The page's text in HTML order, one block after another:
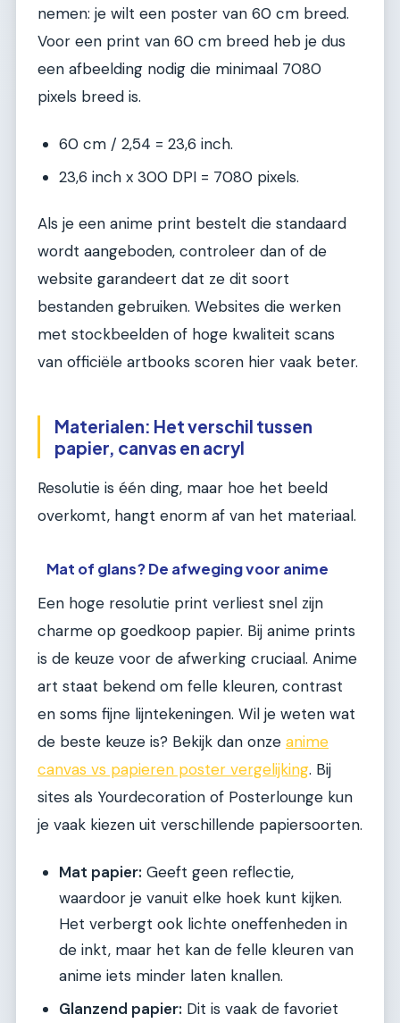
nemen: je wilt een poster van 60 cm breed.
Voor een print van 60 cm breed heb je dus
een afbeelding nodig die minimaal 7080
pixels breed is.
60 cm / 2,54 = 23,6 inch.
23,6 inch x 300 DPI = 7080 pixels.
Als je een anime print bestelt die standaard
wordt aangeboden, controleer dan of de
website garandeert dat ze dit soort
bestanden gebruiken. Websites die werken
met stockbeelden of hoge kwaliteit scans
van officiële artbooks scoren hier vaak beter.
Materialen: Het verschil tussen
papier, canvas en acryl
Resolutie is één ding, maar hoe het beeld
overkomt, hangt enorm af van het materiaal.
Mat of glans? De afweging voor anime
Een hoge resolutie print verliest snel zijn
charme op goedkoop papier. Bij anime prints
is de keuze voor de afwerking cruciaal. Anime
art staat bekend om felle kleuren, contrast
en soms fijne lijntekeningen. Wil je weten wat
de beste keuze is? Bekijk dan onze anime
canvas vs papieren poster vergelijking. Bij
sites als Yourdecoration of Posterlounge kun
je vaak kiezen uit verschillende papiersoorten.
Mat papier: Geeft geen reflectie,
waardoor je vanuit elke hoek kunt kijken.
Het verbergt ook lichte oneffenheden in
de inkt, maar het kan de felle kleuren van
anime iets minder laten knallen.
Glanzend papier: Dit is vaak de favoriet